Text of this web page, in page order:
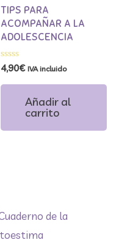
TIPS PARA
ACOMPAÑAR A LA
ADOLESCENCIA
Valorado
con
0
4,90€ IVA incluido
Añadir al
carrito